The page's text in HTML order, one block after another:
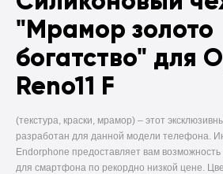
"Мрамор золото
богатство" для
Reno11 F
(текстура, краски, мрамор) – этот
разработан для данной модели телефона.
Endorphone предоставляет вам возможность
для смартфона по рекордно низкой цене.